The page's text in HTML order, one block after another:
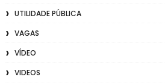
UTILIDADE PÚBLICA
VAGAS
VÍDEO
VIDEOS